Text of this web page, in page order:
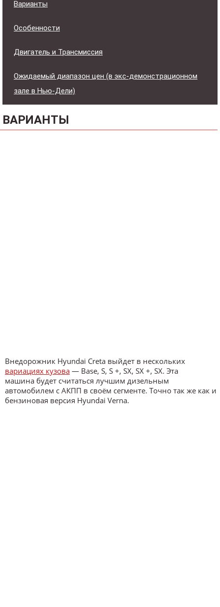
Варианты
Особенности
Двигатель и Трансмиссия
Ожидаемый диапазон цен (в экс-демонстрационном
зале в Нью-Дели)
ВАРИАНТЫ
Внедорожник Hyundai Creta выйдет в нескольких
вариациях кузова — Base, S, S +, SX, SX +, SX. Эта
машина будет считаться лучшим дизельным
автомобилем с АКПП в своём сегменте. Точно так же как и
бензиновая версия Hyundai Verna.